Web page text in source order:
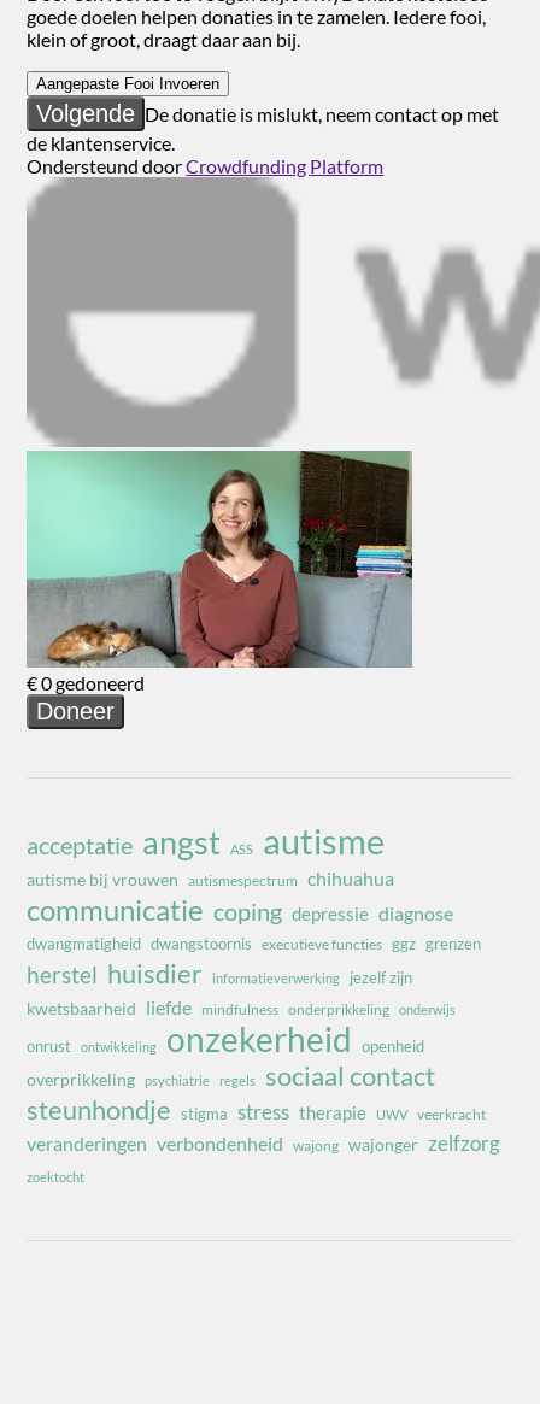
acceptatie angst ASS autisme
autisme bij vrouwen autismespectrum chihuahua
communicatie coping depressie diagnose
dwangmatigheid dwangstoornis executieve functies ggz grenzen
herstel huisdier informatieverwerking jezelf zijn
kwetsbaarheid liefde mindfulness onderprikkeling onderwijs
onrust ontwikkeling onzekerheid openheid
overprikkeling psychiatrie regels
sociaal contact
steunhondje stigma stress therapie UWV veerkracht
veranderingen verbondenheid wajong wajonger zelfzorg
zoektocht